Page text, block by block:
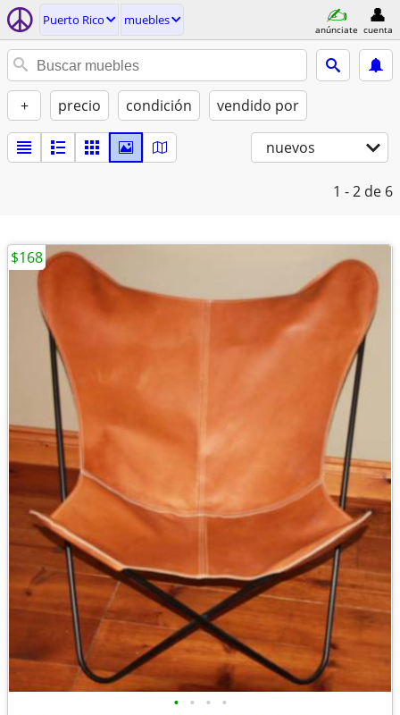
Puerto Rico muebles
anúnciate cuenta
+ precio condición vendido por
nuevos
1 - 2 de 6
• • • •
$168